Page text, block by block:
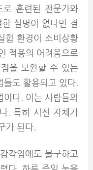
훈련된 전문가와
설명이 없다면 결
험 환경이 소비상황
적용의 어려움으로
을 보완할 수 있는
들도 활용되고 있다.
다. 이는 사람들의
. 특히 시선 자체가
가 된다.
각임에도 불구하고